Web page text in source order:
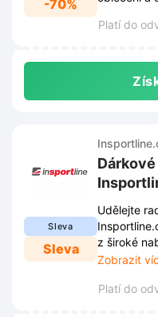
-70%
Platí do
Sleva
Sleva
Udělejte
z široké
Ideální
Zobrazit
Platí do